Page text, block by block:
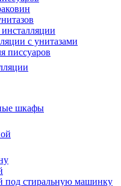
с унитазами
писсуаров
шкафы
под стиральную машинку